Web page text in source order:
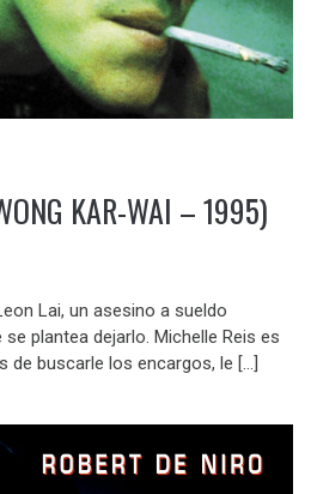
KAR-WAI – 1995)
Lai, un asesino a sueldo
plantea dejarlo. Michelle Reis es
de buscarle los encargos, le […]